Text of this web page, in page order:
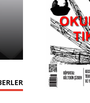
İstanbul
Temmuz 31,